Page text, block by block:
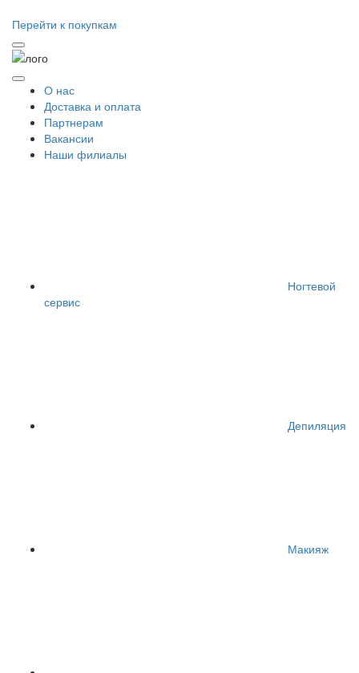
Перейти к покупкам
О нас
Доставка и оплата
Партнерам
Вакансии
Наши филиалы
Ногтевой
сервис
Депиляция
Макияж